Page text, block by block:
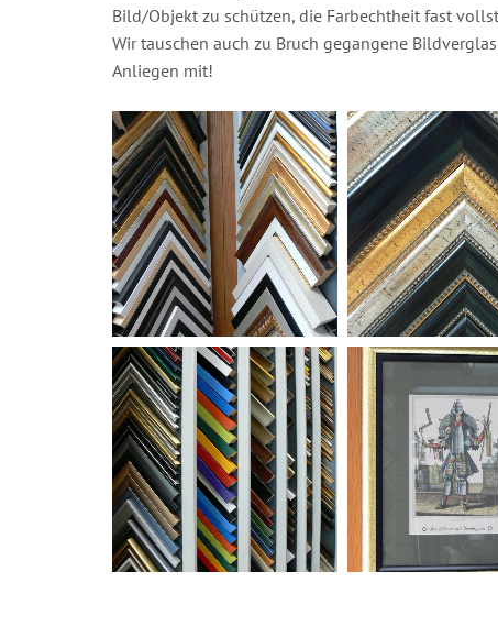
Bild/Objekt zu schützen, die Farbechtheit fast
Wir tauschen auch zu Bruch gegangene
Anliegen mit!